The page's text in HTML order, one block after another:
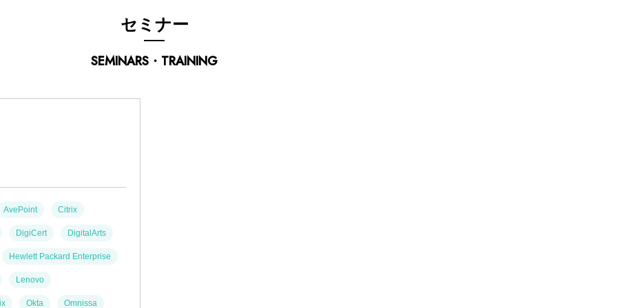
SEMINARS・TRAINING
セミナー
AvePoint Citrix
DigiCert DigitalArts
Hewlett Packard Enterprise
Lenovo
Okta Omnissa